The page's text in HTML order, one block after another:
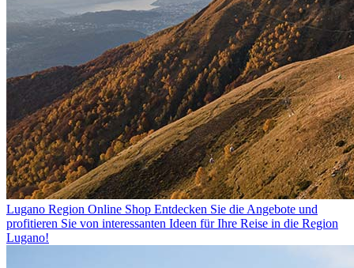
Lugano Region Online Shop Entdecken Sie die Angebote und
profitieren Sie von interessanten Ideen für Ihre Reise in die Region
Lugano!